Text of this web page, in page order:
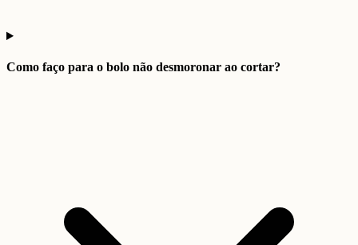
Como faço para o bolo não desmoronar ao cortar?